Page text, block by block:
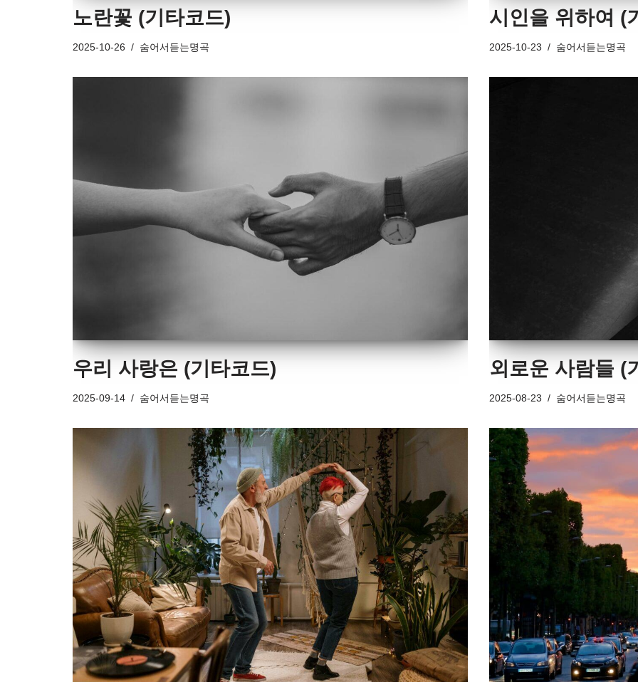
노란꽃 (기타코드)
2025-10-26 숨어서듣는명곡
시인을 위하여 (
2025-10-23 숨어서듣는명곡
우리 사랑은 (기타코드)
2025-09-14 숨어서듣는명곡
외로운 사람들 (
2025-08-23 숨어서듣는명곡